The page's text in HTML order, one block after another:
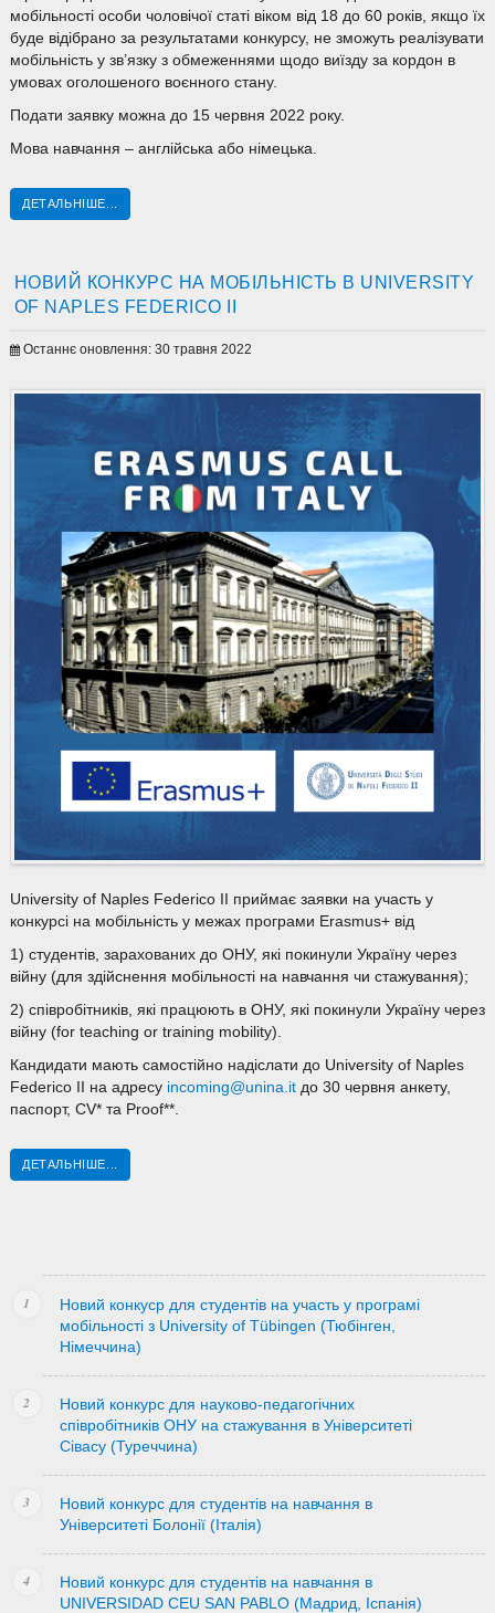
мобільності особи чоловічої статі віком від 18 до 60 років, якщо їх
буде відібрано за результатами конкурсу, не зможуть реалізувати
мобільність у зв’язку з обмеженнями щодо виїзду за кордон в
умовах оголошеного воєнного стану.
Подати заявку можна до 15 червня 2022 року.
Мова навчання – англійська або німецька.
ДЕТАЛЬНІШЕ...
НОВИЙ КОНКУРС НА МОБІЛЬНІСТЬ В UNIVERSITY
OF NAPLES FEDERICO II
Останнє оновлення: 30 травня 2022
University of Naples Federico II приймає заявки на участь у
конкурсі на мобільність у межах програми Erasmus+ від
1) студентів, зарахованих до ОНУ, які покинули Україну через
війну (для здійснення мобільності на навчання чи стажування);
2) співробітників, які працюють в ОНУ, які покинули Україну через
війну (for teaching or training mobility).
Кандидати мають самостійно надіслати до University of Naples
Federico II на адресу incoming@unina.itдо 30 червня анкету,
паспорт, CV* та Proof**.
ДЕТАЛЬНІШЕ...
Новий конкуср для студентів на участь у програмі
мобільності з University of Tübingen (Тюбінген,
Німеччина)
Новий конкурс для науково-педагогічних
співробітників ОНУ на стажування в Університеті
Сівасу (Туреччина)
Новий конкурс для студентів на навчання в
Університеті Болонії (Італія)
Новий конкурс для студентів на навчання в
UNIVERSIDAD CEU SAN PABLO (Мадрид, Іспанія)